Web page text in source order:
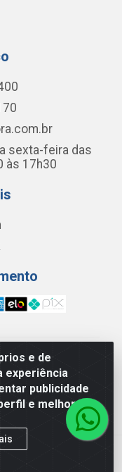
e de
experiência
publicidade
e melhorar a
sexta-feira das
às 17h30
Higiene e
2252, Letra H
CEP 61.939-000 -